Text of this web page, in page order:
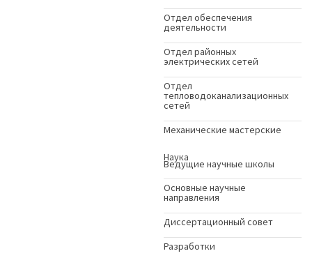
Отдел обеспечения
деятельности
Отдел районных
электрических сетей
Отдел
тепловодоканализационных
сетей
Механические мастерские
Наука
Ведущие научные школы
Основные научные
направления
Диссертационный совет
Разработки